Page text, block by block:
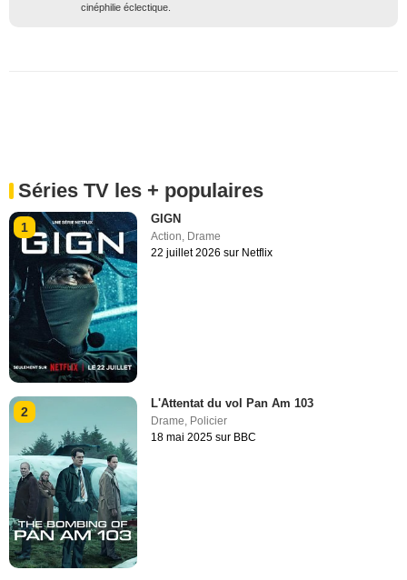
cinéphilie éclectique.
Séries TV les + populaires
1
GIGN
Action, Drame
22 juillet 2026 sur Netflix
2
L'Attentat du vol Pan Am 103
Drame, Policier
18 mai 2025 sur BBC